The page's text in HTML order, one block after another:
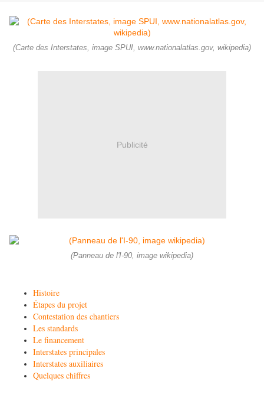
(Carte des Interstates, image SPUI, www.nationalatlas.gov, wikipedia)
Publicité
(Panneau de l'I-90, image wikipedia)
Histoire
Étapes du projet
Contestation des chantiers
Les standards
Le financement
Interstates principales
Interstates auxiliaires
Quelques chiffres